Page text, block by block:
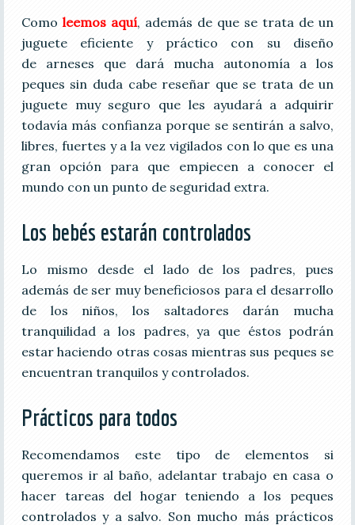
Como leemos aquí, además de que se trata de un
juguete eficiente y práctico con su diseño
de arneses que dará mucha autonomía a los
peques sin duda cabe reseñar que se trata de un
juguete muy seguro que les ayudará a adquirir
todavía más confianza porque se sentirán a salvo,
libres, fuertes y a la vez vigilados con lo que es una
gran opción para que empiecen a conocer el
mundo con un punto de seguridad extra.
Los bebés estarán controlados
Lo mismo desde el lado de los padres, pues
además de ser muy beneficiosos para el desarrollo
de los niños, los saltadores darán mucha
tranquilidad a los padres, ya que éstos podrán
estar haciendo otras cosas mientras sus peques se
encuentran tranquilos y controlados.
Prácticos para todos
Recomendamos este tipo de elementos si
queremos ir al baño, adelantar trabajo en casa o
hacer tareas del hogar teniendo a los peques
controlados y a salvo. Son mucho más prácticos